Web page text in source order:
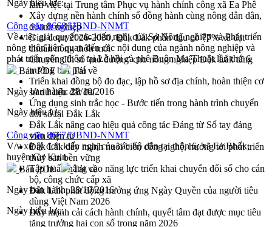
làm việc tại Trung tâm Phục vụ hành chính công xã Ea Phê
Xây dựng nền hành chính số đồng hành cùng nông dân dân,
doanh nghiệp
Giai đoạn 2026-2030, Đắk Lắk phấn đấu có 77% xã đạt
chuẩn nông thôn mới
Chuyển đổi số 'mở đường' cho nông nghiệp Đắk Lắk tăng
trưởng bứt phá
Triển khai đồng bộ đo đạc, lập hồ sơ địa chính, hoàn thiện cơ
sở dữ liệu đất đai
Ứng dụng sinh trắc học - Bước tiến trong hành trình chuyển
đổi số tại Đắk Lắk
Đắk Lắk nâng cao hiệu quả công tác Đảng từ Sổ tay đảng
viên điện tử
Đắk Lắk đẩy mạnh nuôi biển công nghệ, hướng tới phát triển
thủy sản bền vững
Tập huấn nâng cao năng lực triển khai chuyển đổi số cho cán
bộ, công chức cấp xã
Đắk Lắk phát động hưởng ứng Ngày Quyền của người tiêu
dùng Việt Nam 2026
Đẩy mạnh cải cách hành chính, quyết tâm đạt được mục tiêu
tăng trưởng hai con số trong năm 2026
Ngày hiệu lực:
Công văn 8668/UBND-NNMT
Về việc giải quyết các kiến nghị của Sở Nông nghiệp và Phát triển
nông thôn liên quan đến các nội dung của ngành nông nghiệp và
phát triển nông thôn tại Lễ hội cà phê Buôn Ma Thuột lần thứ 6
Bản PDF
Tải về
Ngày ban hành:28/10/2016
Ngày hiệu lực:
Công văn 8667/UBND-NNMT
V/v xử lý đơn kiến nghị của các hộ dân tại thôn 6, xã Ea Bhốk,
huyện Cư Kuin
Bản PDF
Tải về
Ngày ban hành:28/10/2016
Ngày hiệu lực: